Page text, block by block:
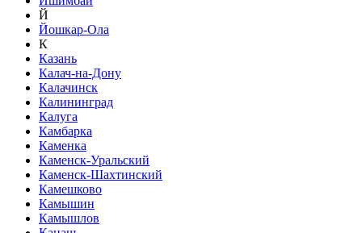
Й
Йошкар-Ола
К
Казань
Калач-на-Дону
Калачинск
Калининград
Калуга
Камбарка
Каменка
Каменск-Уральский
Каменск-Шахтинский
Камешково
Камышин
Камышлов